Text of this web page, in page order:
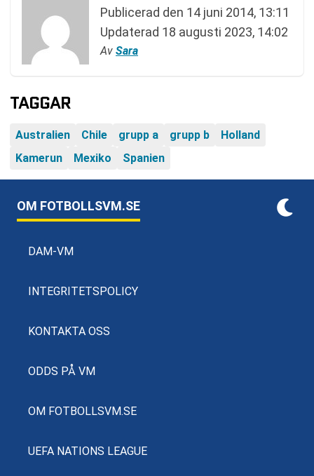
Publicerad den 14 juni 2014, 13:11
Updaterad 18 augusti 2023, 14:02
Av Sara
TAGGAR
Australien Chile grupp a grupp b
Holland
Kamerun
Mexiko Spanien
OM FOTBOLLSVM.SE
DAM-VM
INTEGRITETSPOLICY
KONTAKTA OSS
ODDS PÅ VM
OM FOTBOLLSVM.SE
UEFA NATIONS LEAGUE